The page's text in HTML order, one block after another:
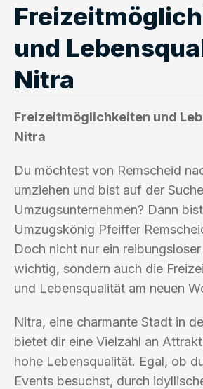
und
Nitra
Freizeitmöglichkeiten und
Nitra
Du möchtest von Remscheid
umziehen und bist auf der
Umzugsunternehmen? Dann
Umzugskönig Pfeiffer
Doch nicht nur ein
wichtig, sondern auch die
und Lebensqualität am neuen
Nitra, eine charmante Stadt in
bietet dir eine Vielzahl an
hohe Lebensqualität. Egal, ob
Events besuchst, durch